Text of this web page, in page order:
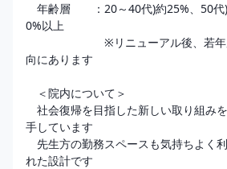
年齢層　　：20～40代)約25%、50
0%以上
※リニューアル後、若年層患
向にあります
＜院内について＞
社会復帰を目指した新しい取り組み
手しています
先生方の勤務スペースも気持ちよく
れた設計です